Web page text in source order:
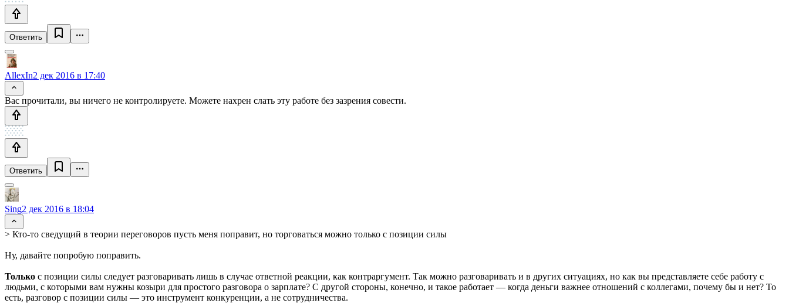
Ответить
AllexIn2 дек 2016 в 17:40
Вас прочитали, вы ничего не контролируете. Можете нахрен слать эту работе без зазрения совести.
Ответить
Sing2 дек 2016 в 18:04
> Кто-то сведущий в теории переговоров пусть меня поправит, но торговаться можно только с позиции силы
Ну, давайте попробую поправить.
Только с позиции силы следует разговаривать лишь в случае ответной реакции, как контраргумент. Так можно разговаривать и в других ситуациях, но как вы представляете себе работу с
людьми, с которыми вам нужны козыри для простого разговора о зарплате? С другой стороны, конечно, и такое работает — когда деньги важнее отношений с коллегами, почему бы и нет? То
есть, разговор с позиции силы — это инструмент конкуренции, а не сотрудничества.